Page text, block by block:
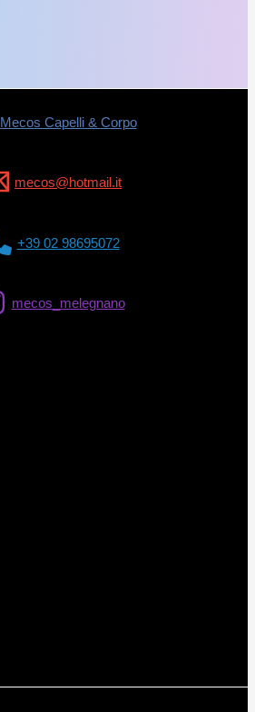
Mecos Capelli & Corpo
mecos@hotmail.it
+39 02 98695072
mecos_melegnano